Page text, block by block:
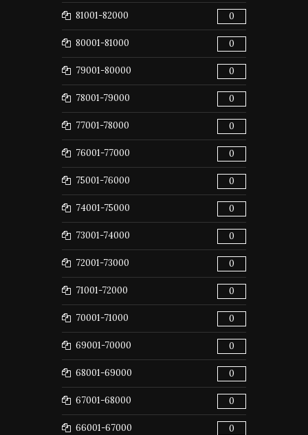
81001-82000 0
80001-81000 0
79001-80000 0
78001-79000 0
77001-78000 0
76001-77000 0
75001-76000 0
74001-75000 0
73001-74000 0
72001-73000 0
71001-72000 0
70001-71000 0
69001-70000 0
68001-69000 0
67001-68000 0
66001-67000 0